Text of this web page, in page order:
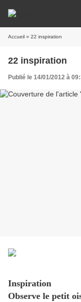
Accueil » 22 inspiration
22 inspiration
Publié le 14/01/2012 à
Inspiration
Observe le petit